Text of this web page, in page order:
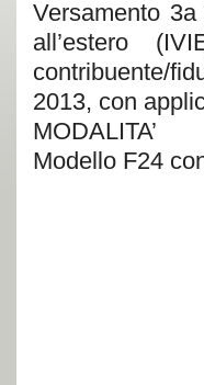
Versamento
all’estero
contribuente/
2013, con
MODALITA’
Modello F24